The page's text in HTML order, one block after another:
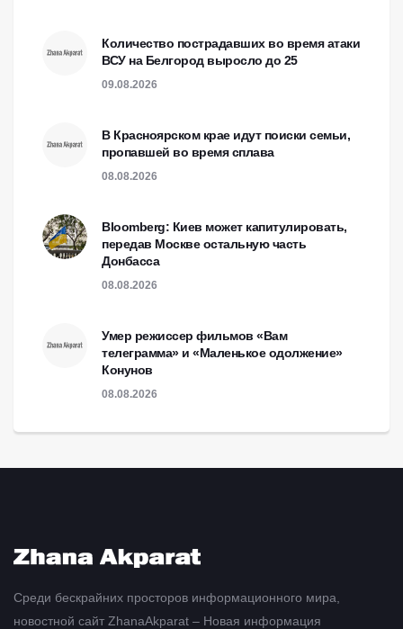
Количество пострадавших во время атаки
ВСУ на Белгород выросло до 25
09.08.2026
В Красноярском крае идут поиски семьи,
пропавшей во время сплава
08.08.2026
Bloomberg: Киев может капитулировать,
передав Москве остальную часть
Донбасса
08.08.2026
Умер режиссер фильмов «Вам
телеграмма» и «Маленькое одолжение»
Конунов
08.08.2026
Среди бескрайних просторов информационного мира,
новостной сайт ZhanaAkparat – Новая информация